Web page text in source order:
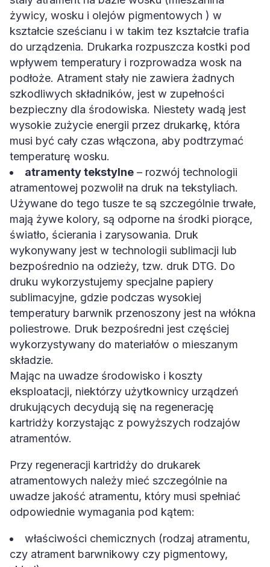
żywicy, wosku i olejów pigmentowych ) w
kształcie sześcianu i w takim tez kształcie trafia
do urządzenia. Drukarka rozpuszcza kostki pod
wpływem temperatury i rozprowadza wosk na
podłoże. Atrament stały nie zawiera żadnych
szkodliwych składników, jest w zupełności
bezpieczny dla środowiska. Niestety wadą jest
wysokie zużycie energii przez drukarkę, która
musi być cały czas włączona, aby podtrzymać
temperaturę wosku.
atramenty tekstylne – rozwój technologii
atramentowej pozwolił na druk na tekstyliach.
Używane do tego tusze te są szczególnie trwałe,
mają żywe kolory, są odporne na środki piorące,
światło, ścierania i zarysowania. Druk
wykonywany jest w technologii sublimacji lub
bezpośrednio na odzieży, tzw. druk DTG. Do
druku wykorzystujemy specjalne papiery
sublimacyjne, gdzie podczas wysokiej
temperatury barwnik przenoszony jest na włókna
poliestrowe. Druk bezpośredni jest częściej
wykorzystywany do materiałów o mieszanym
składzie.
Mając na uwadze środowisko i koszty
eksploatacji, niektórzy użytkownicy urządzeń
drukujących decydują się na regenerację
kartridży korzystając z powyższych rodzajów
atramentów.
Przy regeneracji kartridży do drukarek
atramentowych należy mieć szczególnie na
uwadze jakość atramentu, który musi spełniać
odpowiednie wymagania pod kątem:
właściwości chemicznych (rodzaj atramentu,
czy atrament barwnikowy czy pigmentowy,